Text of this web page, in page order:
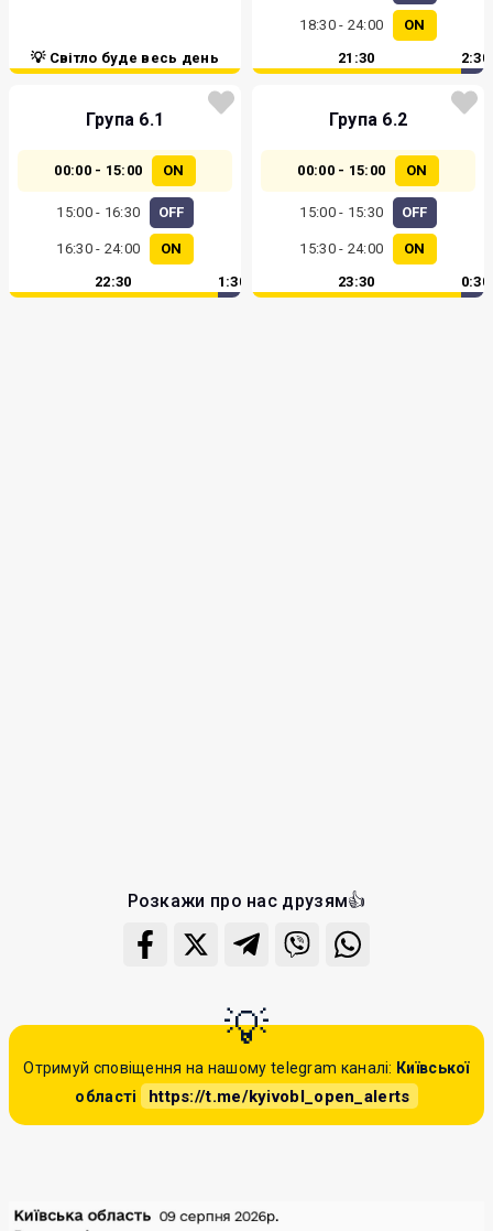
💡 Світло буде весь день
18:30 - 24:00
ON
21:30
2:30
Група 6.1
00:00 - 15:00 ON
15:00 - 16:30 OFF
16:30 - 24:00
ON
22:30
1:30
Група 6.2
00:00 - 15:00 ON
15:00 - 15:30 OFF
15:30 - 24:00
ON
23:30
0:30
Розкажи про нас друзям👍
Отримуй сповіщення на нашому telegram каналі: Київської
області
https://t.me/kyivobl_open_alerts